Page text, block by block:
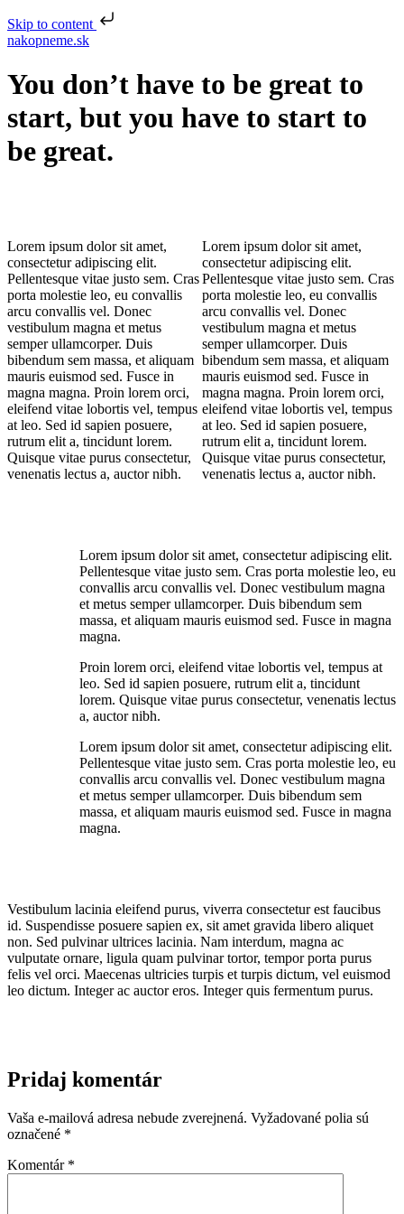
Skip to content
nakopneme.sk
You don’t have to be great to
start, but you have to start to
be great.
Lorem ipsum dolor sit amet,
consectetur adipiscing elit.
Pellentesque vitae justo sem. Cras
porta molestie leo, eu convallis
arcu convallis vel. Donec
vestibulum magna et metus
semper ullamcorper. Duis
bibendum sem massa, et aliquam
mauris euismod sed. Fusce in
magna magna. Proin lorem orci,
eleifend vitae lobortis vel, tempus
at leo. Sed id sapien posuere,
rutrum elit a, tincidunt lorem.
Quisque vitae purus consectetur,
venenatis lectus a, auctor nibh.
Lorem ipsum dolor sit amet,
consectetur adipiscing elit.
Pellentesque vitae justo sem. Cras
porta molestie leo, eu convallis
arcu convallis vel. Donec
vestibulum magna et metus
semper ullamcorper. Duis
bibendum sem massa, et aliquam
mauris euismod sed. Fusce in
magna magna. Proin lorem orci,
eleifend vitae lobortis vel, tempus
at leo. Sed id sapien posuere,
rutrum elit a, tincidunt lorem.
Quisque vitae purus consectetur,
venenatis lectus a, auctor nibh.
Lorem ipsum dolor sit amet, consectetur adipiscing elit.
Pellentesque vitae justo sem. Cras porta molestie leo, eu
convallis arcu convallis vel. Donec vestibulum magna
et metus semper ullamcorper. Duis bibendum sem
massa, et aliquam mauris euismod sed. Fusce in magna
magna.
Proin lorem orci, eleifend vitae lobortis vel, tempus at
leo. Sed id sapien posuere, rutrum elit a, tincidunt
lorem. Quisque vitae purus consectetur, venenatis lectus
a, auctor nibh.
Lorem ipsum dolor sit amet, consectetur adipiscing elit.
Pellentesque vitae justo sem. Cras porta molestie leo, eu
convallis arcu convallis vel. Donec vestibulum magna
et metus semper ullamcorper. Duis bibendum sem
massa, et aliquam mauris euismod sed. Fusce in magna
magna.
Vestibulum lacinia eleifend purus, viverra consectetur est faucibus
id. Suspendisse posuere sapien ex, sit amet gravida libero aliquet
non. Sed pulvinar ultrices lacinia. Nam interdum, magna ac
vulputate ornare, ligula quam pulvinar tortor, tempor porta purus
felis vel orci. Maecenas ultricies turpis et turpis dictum, vel euismod
leo dictum. Integer ac auctor eros. Integer quis fermentum purus.
Pridaj komentár
Vaša e-mailová adresa nebude zverejnená. Vyžadované polia sú
označené *
Komentár *